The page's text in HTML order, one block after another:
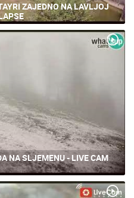
ZAJEDNO NA LAVLJOJ
NA SLJEMENU - LIVE CAM